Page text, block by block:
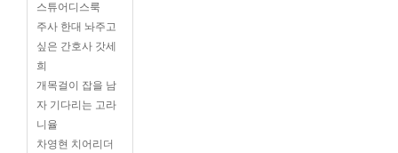
스튜어디스룩
주사 한대 놔주고
싶은 간호사 갓세
희
개목걸이 잡을 남
자 기다리는 고라
니율
차영현 치어리더